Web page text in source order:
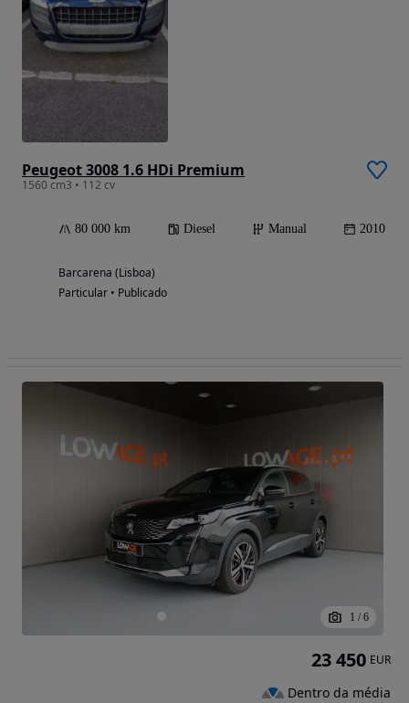
Peugeot 3008 1.6 HDi Premium
1560 cm3 • 112 cv
80 000 km Diesel Manual 2010
Barcarena (Lisboa)
Particular • Publicado
1 / 6
23 450 EUR
Dentro da média